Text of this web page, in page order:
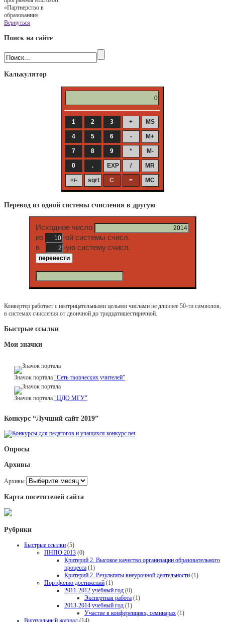
«Партнерство в
образовании»
Вернуться
Поиск на сайте
Калькулятор
Перевод из одной системы счисления в другую
Исходное число
из
-ой системы счисл.
в
-ую систему счисл.
Конвертер работает с неотрицательными целыми числами не длиннее 50-ти символов,
в системах счисления от двоичной до тридцатишестиричной.
Быстрые ссылки
Мои значки
Значок портала "Сеть творческих учителей"
Значок портала "ЦДО МГУ"
Конкурс “Лучший сайт 2019”
Опросы
Архивы
Архивы
Карта посетителей сайта
Рубрики
Быстрые ссылки (5)
ПНПО 2013 (0)
Критерий 2. Высокое качество организации образовательного
процесса (1)
Критерий 2. Результаты внеурочной деятельности (1)
Портфолио достижений (1)
2011-2012 учебный год (0)
Экспертная работа (1)
2013-2014 учебный год (1)
Участие в конференциях, семинарах (1)
Виртуальный журнал (14)